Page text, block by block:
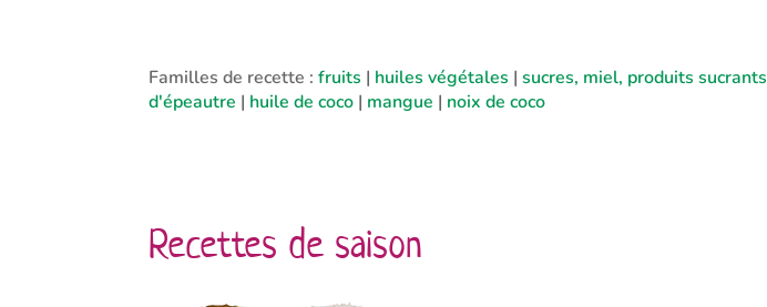
Familles de recette :fruits | huiles végétales |sucres, miel, produits sucrants
d'épeautre | huile de coco | mangue | noix de coco
Recettes de saison